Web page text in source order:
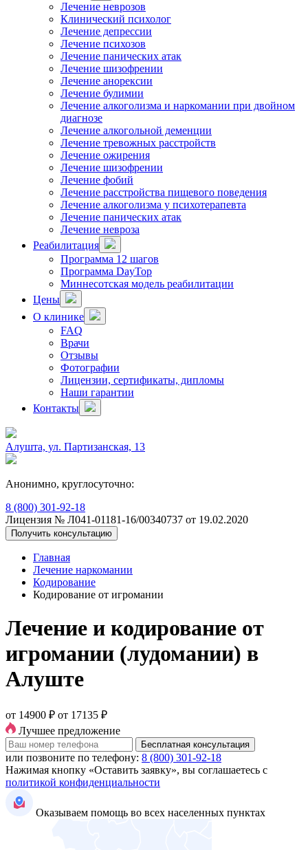
Лечение неврозов
Клинический психолог
Лечение депрессии
Лечение психозов
Лечение панических атак
Лечение шизофрении
Лечение анорексии
Лечение булимии
Лечение алкоголизма и наркомании при двойном
диагнозе
Лечение алкогольной деменции
Лечение тревожных расстройств
Лечение ожирения
Лечение шизофрении
Лечение фобий
Лечение расстройства пищевого поведения
Лечение алкоголизма у психотерапевта
Лечение панических атак
Лечение невроза
Реабилитация
Программа 12 шагов
Программа DayTop
Миннесотская модель реабилитации
Цены
О клинике
FAQ
Врачи
Отзывы
Фотографии
Лицензии, сертификаты, дипломы
Наши гарантии
Контакты
Алушта, ул. Партизанская, 13
Анонимно, круглосуточно:
8 (800) 301-92-18
Лицензия № Л041-01181-16/00340737 от 19.02.2020
Получить консультацию
Главная
Лечение наркомании
Кодирование
Кодирование от игромании
Лечение и кодирование от
игромании (лудомании) в
Алуште
от 14900 ₽ от 17135 ₽
Лучшее предложение
Бесплатная консультация
или позвоните по телефону: 8 (800) 301-92-18
Нажимая кнопку «Оставить заявку», вы соглашаетесь с
политикой конфиденциальности
Оказываем помощь во всех населенных пунктах